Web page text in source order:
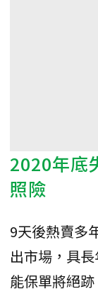
2020年底
照險
9天後熱賣多
出市場，具
能保單將絕